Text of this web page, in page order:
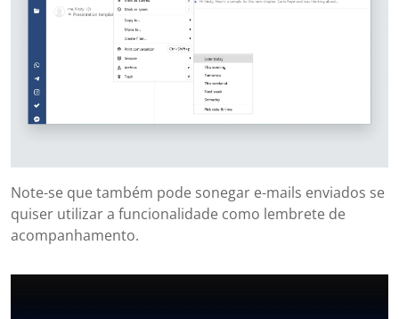
Note-se que também pode sonegar e-mails enviados se
quiser utilizar a funcionalidade como lembrete de
acompanhamento.